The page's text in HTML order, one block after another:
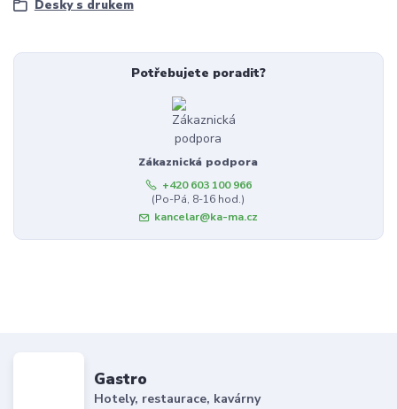
Desky s drukem
Potřebujete poradit?
Zákaznická podpora
+420 603 100 966
(Po-Pá, 8-16 hod.)
kancelar@ka-ma.cz
Gastro
Hotely, restaurace, kavárny